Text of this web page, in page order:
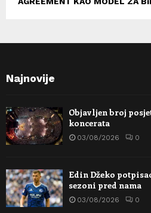
Najnovije
Objavljen broj
koncerata
03/08/2026 0
Edin Džeko
sezoni pred nama
03/08/2026 0